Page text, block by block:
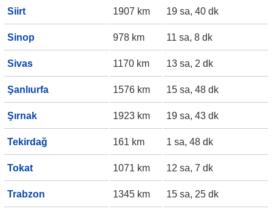
Siirt 1907 km 19 sa, 40 dk
Sinop 978 km 11 sa, 8 dk
Sivas 1170 km 13 sa, 2 dk
Şanlıurfa 1576 km 15 sa, 48 dk
Şırnak 1923 km 19 sa, 43 dk
Tekirdağ 161 km 1 sa, 48 dk
Tokat 1071 km 12 sa, 7 dk
Trabzon 1345 km 15 sa, 25 dk